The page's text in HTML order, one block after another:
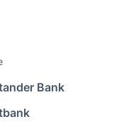
Bank